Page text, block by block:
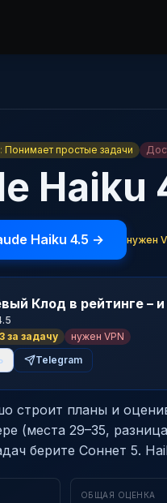
Понимает простые задачи
Haiku
Haiku 4.5 → нужен
Клод в рейтинге –
за задачу
нужен VPN
Telegram
строит планы и
(места 29–35,
берите Соннет 5.
ОБЩАЯ ОЦЕНКА